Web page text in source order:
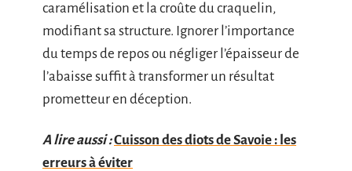
caramélisation et la croûte du craquelin,
modifiant sa structure. Ignorer l’importance
du temps de repos ou négliger l’épaisseur de
l’abaisse suffit à transformer un résultat
prometteur en déception.
A lire aussi :Cuisson des diots de Savoie : les
erreurs à éviter